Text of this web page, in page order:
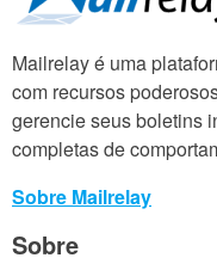
Mailrelay é uma
com recursos
gerencie seus boletins
completas de
Sobre Mailrelay
Sobre